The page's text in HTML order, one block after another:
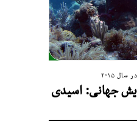
۲۰۱۵
جهانی: اسیدی